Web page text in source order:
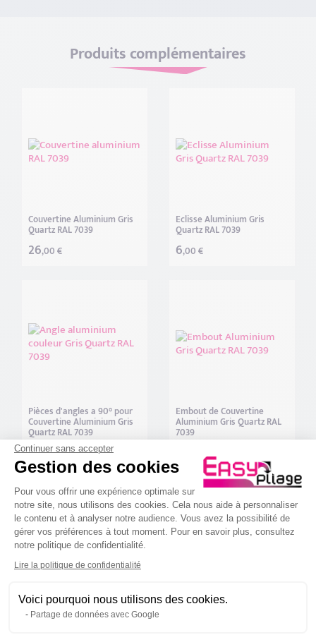
Produits complémentaires
Couvertine Aluminium Gris
Quartz RAL 7039
26,00 €
Eclisse Aluminium Gris
Quartz RAL 7039
6,00 €
Pièces d'angles a 90° pour
Couvertine Aluminium Gris
Quartz RAL 7039
59,00 €
Embout de Couvertine
Aluminium Gris Quartz RAL
7039
Description
Chapeau de pilier en Aluminium Laqué Gris Quartz
RAL 7039
Fini les piliers encrassés, gardez vos enduits propres. Les chapeaux
aluminium protègent vos poteaux de portail ainsi que vos piliers de
murette. Pose facile et rapide, L'aluminium est léger et ne rouille
Continuer sans accepter
Gestion des cookies
Plateforme de Gestion du
Pour vous offrir une expérience optimale sur
notre site, nous utilisons des cookies. Cela nous aide à personnaliser
le contenu et à analyser notre audience. Vous avez la possibilité de
gérer vos préférences à tout moment. Pour en savoir plus, consultez
notre politique de confidentialité.
Lire la politique de confidentialité
Voici pourquoi nous utilisons des cookies.
Partage de données avec Google
Axeptio consent